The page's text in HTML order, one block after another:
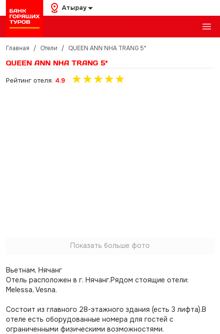
Атырау
Главная / Отели / QUEEN ANN NHA TRANG 5*
QUEEN ANN NHA TRANG 5*
Рейтинг отеля: 4.9
Показать больше фото
Вьетнам, Нячанг
Отель расположен в г. Нячанг.Рядом стоящие отели:
Melessa, Vesna.
Состоит из главного 28-этажного здания (есть 3 лифта).В
отеле есть оборудованные номера для гостей с
ограниченными физическими возможностями.